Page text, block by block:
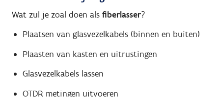
Wat zul je zoal doen als fiberlasser?
Plaatsen van glasvezelkabels (binnen en buiten)
Plaasten van kasten en uitrustingen
Glasvezelkabels lassen
OTDR metingen uitvoeren